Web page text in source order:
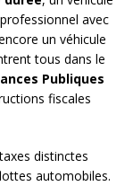
avec
un véhicule
tous dans le
Publiques
fiscales
distinctes
automobiles.